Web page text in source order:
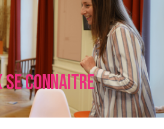
se connaitre